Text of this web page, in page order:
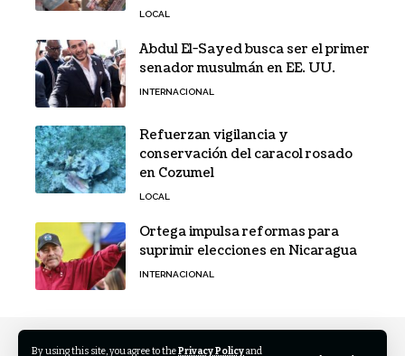
By using this site, you agree to thePrivacy Policyand
LOCAL
Abdul El-Sayed busca ser el primer
senador musulmán en EE. UU.
INTERNACIONAL
Refuerzan vigilancia y
conservación del caracol rosado
en Cozumel
LOCAL
Ortega impulsa reformas para
suprimir elecciones en Nicaragua
INTERNACIONAL